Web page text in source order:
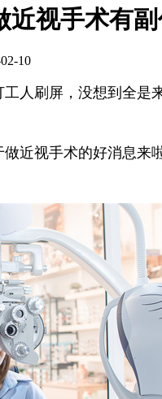
视手术有副
10
人刷屏，没想到全
近视手术的好消息来